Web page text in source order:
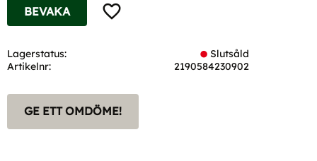
Lägg till i favoriter
BEVAKA
Lagerstatus
Slutsåld
Artikelnr
2190584230902
GE ETT OMDÖME!